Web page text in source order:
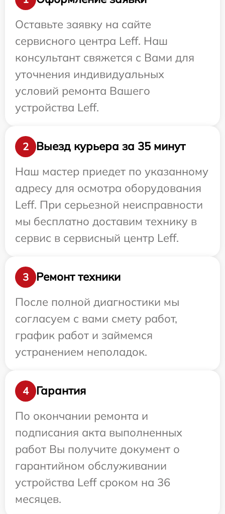
Оставьте заявку на сайте
сервисного центра Leff. Наш
консультант свяжется с Вами для
уточнения индивидуальных
условий ремонта Вашего
устройства Leff.
2
Выезд курьера за 35 минут
Наш мастер приедет по указанному
адресу для осмотра оборудования
Leff. При серьезной неисправности
мы бесплатно доставим технику в
сервис в сервисный центр Leff.
3
Ремонт техники
После полной диагностики мы
согласуем с вами смету работ,
график работ и займемся
устранением неполадок.
4
Гарантия
По окончании ремонта и
подписания акта выполненных
работ Вы получите документ о
гарантийном обслуживании
устройства Leff сроком на 36
месяцев.